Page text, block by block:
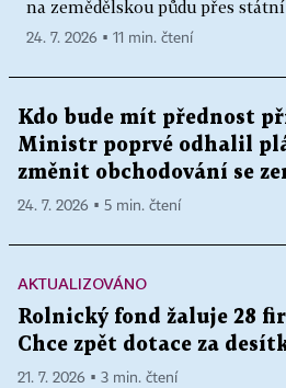
na zemědělskou půdu přes
24. 7. 2026 ▪ 11 min. čtení
Kdo bude mít přednost
Ministr poprvé odhalil
změnit obchodování se
24. 7. 2026 ▪ 5 min. čtení
AKTUALIZOVÁNO
Rolnický fond žaluje 28
Chce zpět dotace za
21. 7. 2026 ▪ 3 min. čtení